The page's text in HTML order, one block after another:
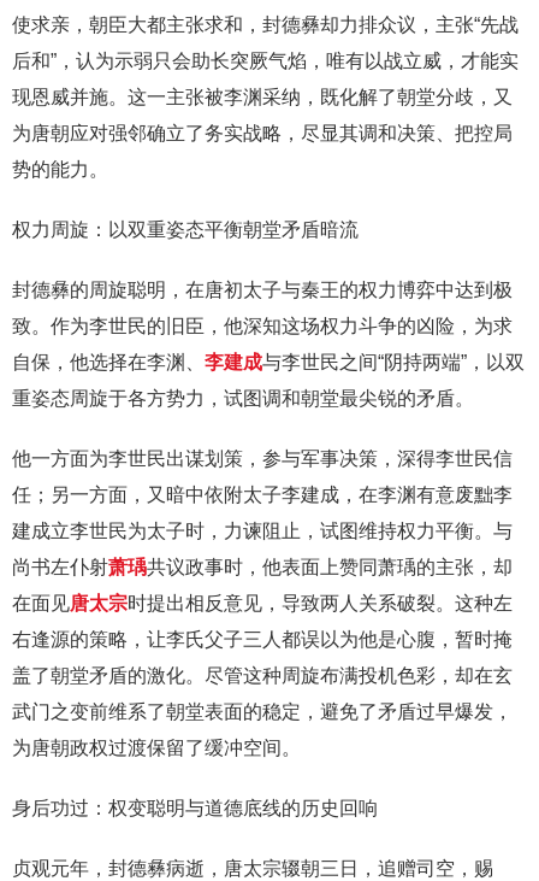
使求亲，朝臣大都主张求和，封德彝却力排众议，主张“先战
后和”，认为示弱只会助长突厥气焰，唯有以战立威，才能实
现恩威并施。这一主张被李渊采纳，既化解了朝堂分歧，又
为唐朝应对强邻确立了务实战略，尽显其调和决策、把控局
势的能力。
权力周旋：以双重姿态平衡朝堂矛盾暗流
封德彝的周旋聪明，在唐初太子与秦王的权力博弈中达到极
致。作为李世民的旧臣，他深知这场权力斗争的凶险，为求
自保，他选择在李渊、 李建成与李世民之间“阴持两端”，以双
重姿态周旋于各方势力，试图调和朝堂最尖锐的矛盾。
他一方面为李世民出谋划策，参与军事决策，深得李世民信
任；另一方面，又暗中依附太子李建成，在李渊有意废黜李
建成立李世民为太子时，力谏阻止，试图维持权力平衡。与
尚书左仆射萧瑀共议政事时，他表面上赞同萧瑀的主张，却
在面见唐太宗时提出相反意见，导致两人关系破裂。这种左
右逢源的策略，让李氏父子三人都误以为他是心腹，暂时掩
盖了朝堂矛盾的激化。尽管这种周旋布满投机色彩，却在玄
武门之变前维系了朝堂表面的稳定，避免了矛盾过早爆发，
为唐朝政权过渡保留了缓冲空间。
身后功过：权变聪明与道德底线的历史回响
贞观元年，封德彝病逝，唐太宗辍朝三日，追赠司空，赐